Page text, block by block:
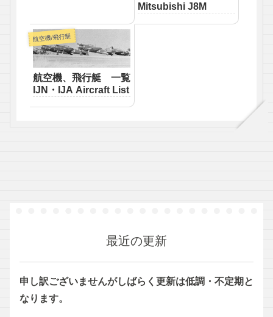
Mitsubishi J8M
航空機/飛行艇
航空機、飛行艇 一覧
IJN・IJA Aircraft List
最近の更新
申し訳ございませんがしばらく更新は低調・不定期と
なります。